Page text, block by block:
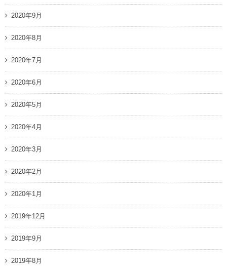
2020年9月
2020年8月
2020年7月
2020年6月
2020年5月
2020年4月
2020年3月
2020年2月
2020年1月
2019年12月
2019年9月
2019年8月